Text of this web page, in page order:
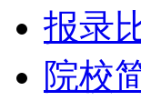
报录
院校